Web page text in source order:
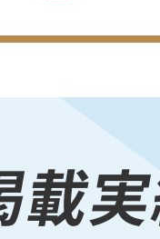
載